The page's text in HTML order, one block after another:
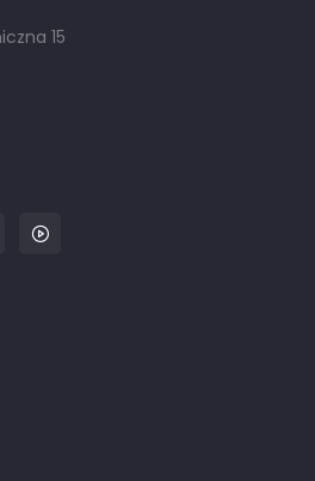
15